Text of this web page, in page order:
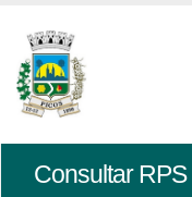
Consultar RPS